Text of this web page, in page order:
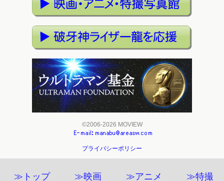
©2006-2026 MOVIEW
プライバシーポリシー
≫トップ ≫映画 ≫アニメ ≫特撮